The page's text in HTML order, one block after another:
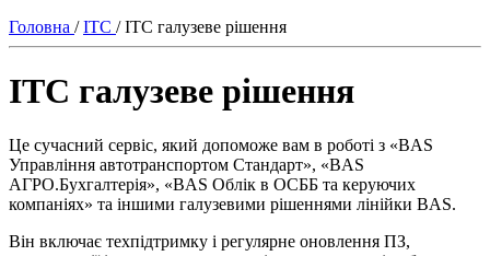
Головна / ІТС / ІТС галузеве рішення
ІТС галузеве рішення
Це сучасний сервіс, який допоможе вам в роботі з «BAS
Управління автотранспортом Стандарт», «BAS
АГРО.Бухгалтерія», «BAS Облік в ОСББ та керуючих
компаніях» та іншими галузевими рішеннями лінійки BAS.
Він включає техпідтримку і регулярне оновлення ПЗ,